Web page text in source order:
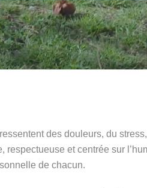
des douleurs, du
et centrée sur
de chacun.